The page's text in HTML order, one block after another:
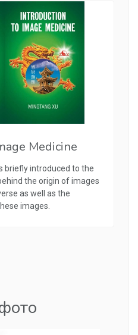
Medicine
briefly introduced to the
the origin of images
as well as the
images.